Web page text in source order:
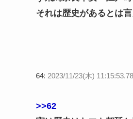
それは歴史があるとは
64: 2023/11/23(木)
>>62